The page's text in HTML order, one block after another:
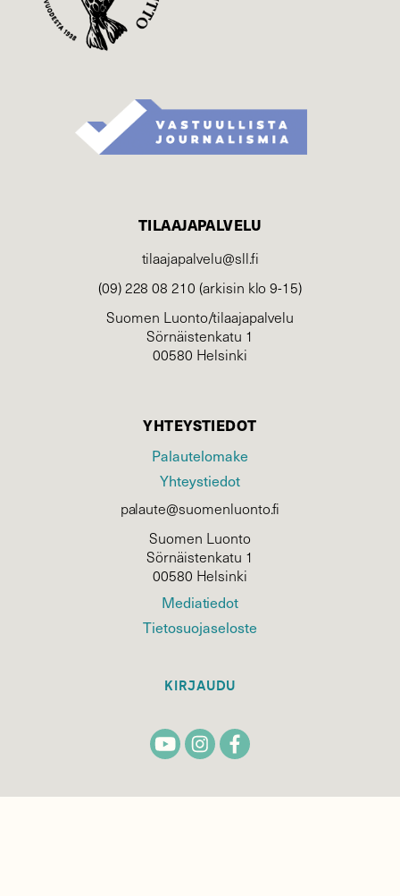
TILAAJAPALVELU
tilaajapalvelu@sll.fi
(09) 228 08 210 (arkisin klo 9-15)
Suomen Luonto/tilaajapalvelu
Sörnäistenkatu 1
00580 Helsinki
YHTEYSTIEDOT
Palautelomake
Yhteystiedot
palaute@suomenluonto.fi
Suomen Luonto
Sörnäistenkatu 1
00580 Helsinki
Mediatiedot
Tietosuojaseloste
KIRJAUDU